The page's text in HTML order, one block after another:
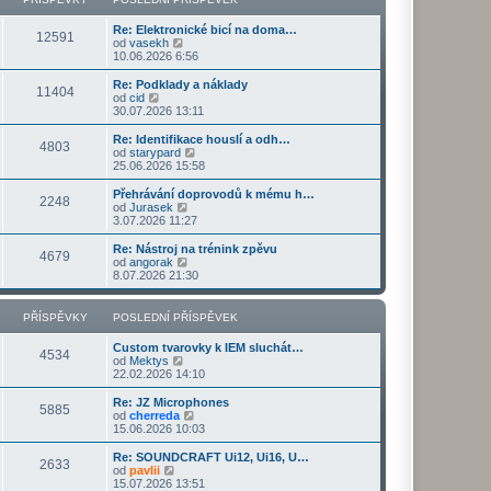
í
s
v
e
d
n
í
p
ř
í
s
ě
v
e
k
o
s
l
d
n
í
ř
í
s
p
ě
v
e
k
t
o
s
l
d
n
í
ř
í
s
ě
v
e
12591
Re: Elektronické bicí na doma…
od vasekh
o
b
r
a
z
p
o
s
e
d
n
í
p
ř
í
s
ě
v
e
10.06.2026 6:56
11404
Re: Podklady a náklady
od cid
o
b
r
a
z
t
p
o
s
e
d
n
í
ř
í
s
p
ě
v
e
k
30.07.2026 13:11
4803
Re: Identifikace houslí a odh…
od starypard
o
b
r
z
t
p
o
s
l
d
n
í
ř
í
s
ě
v
e
25.06.2026 15:58
2248
Přehrávání doprovodů k mému h…
od Jurasek
o
b
r
z
t
p
o
s
l
d
n
í
p
ř
í
s
ě
3.07.2026 11:27
4679
Re: Nástroj na trénink zpěvu
od angorak
o
b
r
a
t
o
s
l
e
d
n
í
ř
8.07.2026 21:30
PŘÍSPĚVKY POSLEDNÍ PŘÍSPĚVEK
4534
Custom tvarovky k IEM sluchát…
od Mektys
o
b
r
a
z
t
p
o
22.02.2026 14:10
5885
Re: JZ Microphones
od cherreda
o
b
r
z
15.06.2026 10:03
2633
Re: SOUNDCRAFT Ui12, Ui16, U…
od pavlii
o
15.07.2026 13:51